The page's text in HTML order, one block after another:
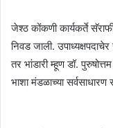
जेश्ठ कोंकणी कार्यकर्ते
निवड जाली.
तर भांडारी म्हूण डॉ.
भाशा मंडळाच्या